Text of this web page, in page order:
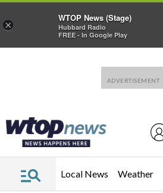
Local News Weather
×
WTOP News (Stage)
Hubbard Radio
FREE - In Google Play